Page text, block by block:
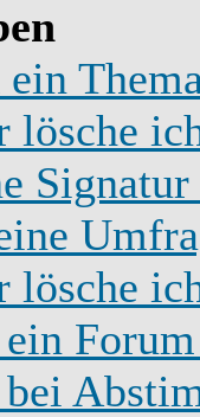
lösche
Signatur
lösche